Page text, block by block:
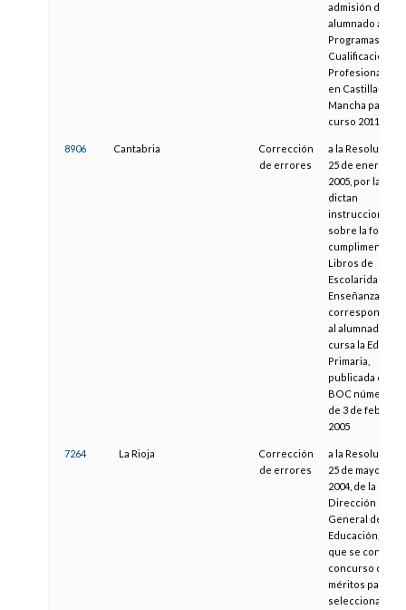
admisión del
alumnado a los
Programas de
Cualificación
Profesional
en Castilla-La
Mancha para el
curso 2011/2012
8906 Cantabria
Corrección
de errores
a la Resolución
25 de enero de
2005, por la que
dictan
instrucciones
sobre la forma
cumplimentar
Libros de
Escolaridad de
Enseñanza
al alumnado que
cursa la
Primaria,
publicada en el
BOC número 23,
de 3 de febrero
2005
7264 La Rioja
Corrección
de errores
a la Resolución
25 de mayo de
2004, de la
Dirección
General de
Educación, por
que se convoca
concurso de
méritos para
seleccionar